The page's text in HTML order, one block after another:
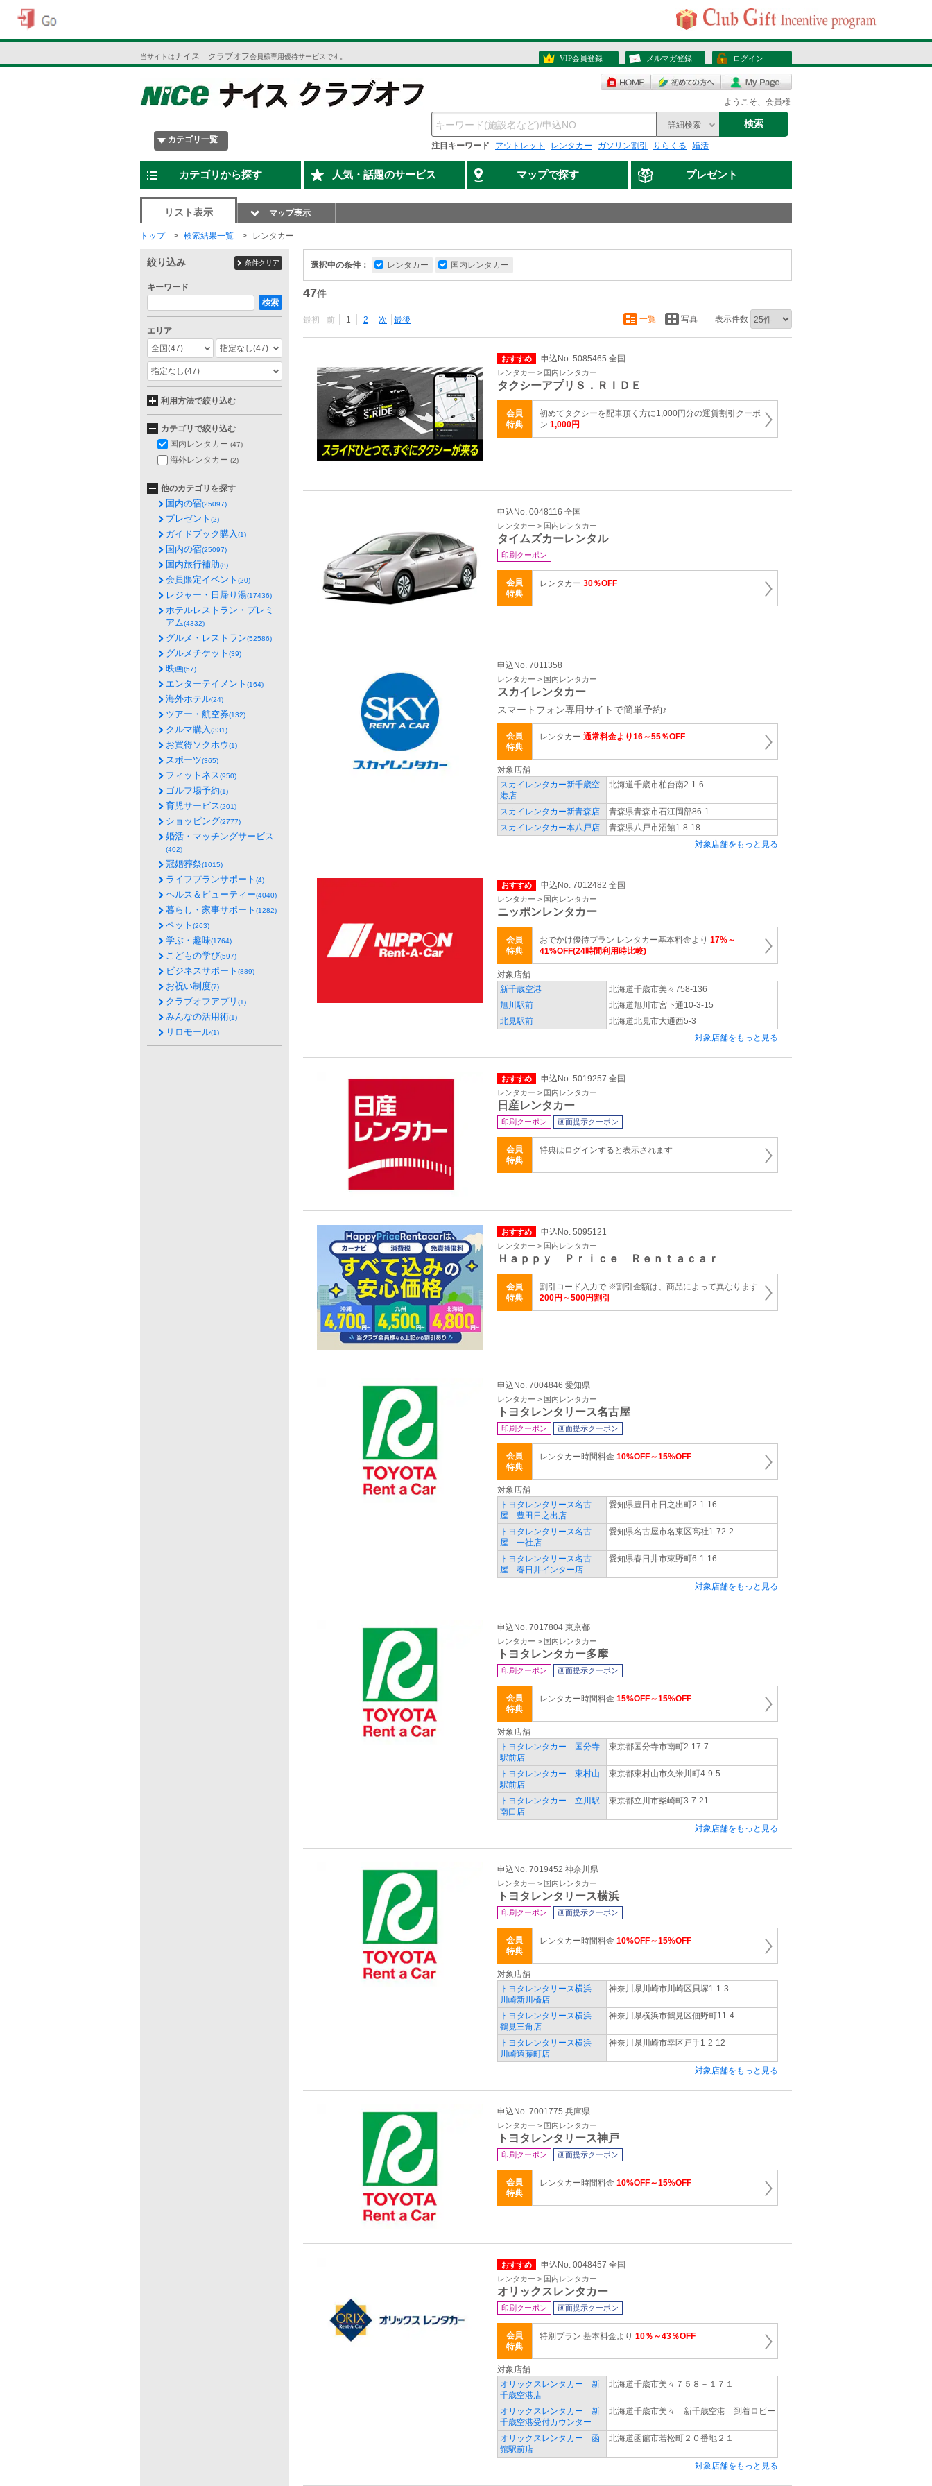
当サイトはナイス クラブオフ会員様専用優待サービスです。 VIP会員登録 メルマガ登録 ログイン
ようこそ、会員様
カテゴリ一覧
詳細検索 検索
注目キーワード アウトレット レンタカー ガソリン割引 りらくる 婚活
カテゴリから探す 人気・話題のサービス マップで探す プレゼント
リスト表示 マップ表示
トップ 検索結果一覧 レンタカー
選択中の条件： レンタカー 国内レンタカー
47件
最初 前 1 2 次 最後 一覧 写真 表示件数
おすすめ 申込No. 5085465 全国
レンタカー > 国内レンタカー
タクシーアプリＳ．ＲＩＤＥ
会員
特典
初めてタクシーを配車頂く方に1,000円分の運賃割引クーポ
ン 1,000円
申込No. 0048116 全国
レンタカー > 国内レンタカー
タイムズカーレンタル
印刷クーポン
会員
特典
レンタカー 30％OFF
申込No. 7011358
レンタカー > 国内レンタカー
スカイレンタカー
スマートフォン専用サイトで簡単予約♪
会員
特典
レンタカー 通常料金より16～55％OFF
対象店舗
スカイレンタカー新千歳空
港店
北海道千歳市柏台南2-1-6
スカイレンタカー新青森店
青森県青森市石江岡部86-1
スカイレンタカー本八戸店
青森県八戸市沼館1-8-18
対象店舗をもっと見る
おすすめ 申込No. 7012482 全国
レンタカー > 国内レンタカー
ニッポンレンタカー
会員
特典
おでかけ優待プラン レンタカー基本料金より 17%～
41%OFF(24時間利用時比較)
対象店舗
新千歳空港
北海道千歳市美々758-136
旭川駅前
北海道旭川市宮下通10-3-15
北見駅前
北海道北見市大通西5-3
対象店舗をもっと見る
おすすめ 申込No. 5019257 全国
レンタカー > 国内レンタカー
日産レンタカー
印刷クーポン 画面提示クーポン
会員
特典
特典はログインすると表示されます
おすすめ 申込No. 5095121
レンタカー > 国内レンタカー
Ｈａｐｐｙ Ｐｒｉｃｅ Ｒｅｎｔａｃａｒ
会員
特典
割引コード入力で ※割引金額は、商品によって異なります
200円～500円割引
申込No. 7004846 愛知県
レンタカー > 国内レンタカー
トヨタレンタリース名古屋
印刷クーポン 画面提示クーポン
会員
特典
レンタカー時間料金 10%OFF～15%OFF
対象店舗
トヨタレンタリース名古
屋 豊田日之出店
愛知県豊田市日之出町2‐1‐16
トヨタレンタリース名古
屋 一社店
愛知県名古屋市名東区高社1‐72‐2
トヨタレンタリース名古
屋 春日井インター店
愛知県春日井市東野町6‐1‐16
対象店舗をもっと見る
申込No. 7017804 東京都
レンタカー > 国内レンタカー
トヨタレンタカー多摩
印刷クーポン 画面提示クーポン
会員
特典
レンタカー時間料金 15%OFF～15%OFF
対象店舗
トヨタレンタカー 国分寺
駅前店
東京都国分寺市南町2-17-7
トヨタレンタカー 東村山
駅前店
東京都東村山市久米川町4-9-5
トヨタレンタカー 立川駅
南口店
東京都立川市柴崎町3-7-21
対象店舗をもっと見る
申込No. 7019452 神奈川県
レンタカー > 国内レンタカー
トヨタレンタリース横浜
印刷クーポン 画面提示クーポン
会員
特典
レンタカー時間料金 10%OFF～15%OFF
対象店舗
トヨタレンタリース横浜
川崎新川橋店
神奈川県川崎市川崎区貝塚1‐1‐3
トヨタレンタリース横浜
鶴見三角店
神奈川県横浜市鶴見区佃野町11‐4
トヨタレンタリース横浜
川崎遠藤町店
神奈川県川崎市幸区戸手1‐2‐12
対象店舗をもっと見る
申込No. 7001775 兵庫県
レンタカー > 国内レンタカー
トヨタレンタリース神戸
印刷クーポン 画面提示クーポン
会員
特典
レンタカー時間料金 10%OFF～15%OFF
おすすめ 申込No. 0048457 全国
レンタカー > 国内レンタカー
オリックスレンタカー
印刷クーポン 画面提示クーポン
会員
特典
特別プラン 基本料金より 10％～43％OFF
対象店舗
オリックスレンタカー 新
千歳空港店
北海道千歳市美々７５８－１７１
オリックスレンタカー 新
千歳空港受付カウンター
北海道千歳市美々 新千歳空港 到着ロビー
オリックスレンタカー 函
館駅前店
北海道函館市若松町２０番地２１
対象店舗をもっと見る
絞り込み 条件クリア
キーワード
検索
エリア
全国(47) 指定なし(47)
指定なし(47)
利用方法で絞り込む
カテゴリで絞り込む
国内レンタカー (47)
海外レンタカー (2)
他のカテゴリを探す
国内の宿(25097)
プレゼント (2)
ガイドブック購入(1)
国内の宿(25097)
国内旅行補助(8)
会員限定イベント (20)
レジャー・日帰り湯(17436)
ホテルレストラン・プレミ
アム(4332)
グルメ・レストラン(52586)
グルメチケット (39)
映画(57)
エンターテイメント (164)
海外ホテル(24)
ツアー・航空券(132)
クルマ購入(331)
お買得ソクホウ(1)
スポーツ(365)
フィットネス(950)
ゴルフ場予約(1)
育児サービス(201)
ショッピング(2777)
婚活・マッチングサービス
(402)
冠婚葬祭(1015)
ライフプランサポート (4)
ヘルス＆ビューティー(4040)
暮らし・家事サポート (1282)
ペット (263)
学ぶ・趣味(1764)
こどもの学び(597)
ビジネスサポート (889)
お祝い制度(7)
クラブオフアプリ (1)
みんなの活用術(1)
リロモール(1)